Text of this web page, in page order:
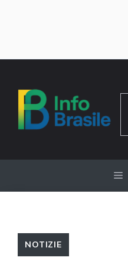
contenuto
NOTIZIE